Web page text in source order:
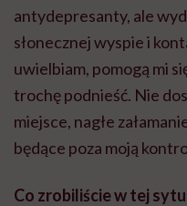
antydepresanty, ale
słonecznej wyspie i
uwielbiam, pomogą mi
trochę podnieść. Nie
miejsce, nagłe
będące poza moją
Co zrobiliście w tej